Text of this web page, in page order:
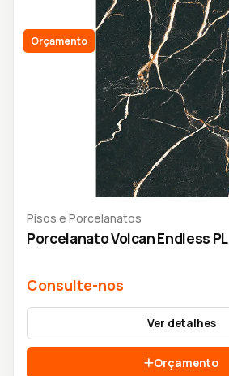
Orçamento
Pisos e Porcelanatos
Porcelanato Volcan Endless PL
Consulte-nos
Ver detalhes
Orçamento